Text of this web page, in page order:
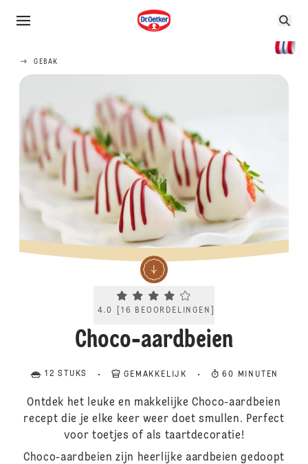
GEBAK
Current rating 4.0. Click to rate.
4.0 16 BEOORDELINGEN
Choco-aardbeien
12 STUKS GEMAKKELIJK 60 MINUTEN
Ontdek het leuke en makkelijke Choco-aardbeien
recept die je elke keer weer doet smullen. Perfect
voor toetjes of als taartdecoratie!
Choco-aardbeien zijn heerlijke aardbeien gedoopt